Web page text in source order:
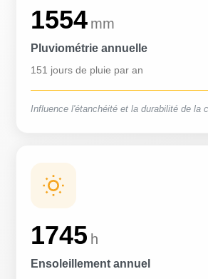
1554 mm
Pluviométrie annuelle
151 jours de pluie par an
Influence l'étanchéité et la durabilité de la
1745 h
Ensoleillement annuel